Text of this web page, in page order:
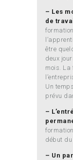
– Les
de
être
deux
mois. La
Un
prévu
–
début
– Un